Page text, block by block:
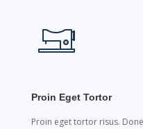
Proin Eget Tortor
Proin eget tortor risus.